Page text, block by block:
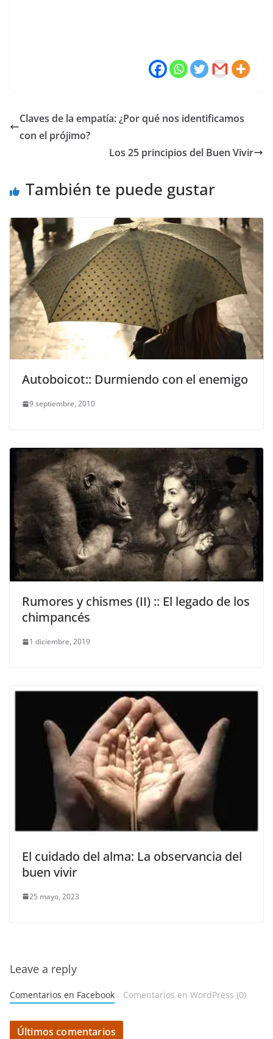
Claves de la empatía: ¿Por qué nos identificamos
con el prójimo?
Los 25 principios del Buen Vivir
También te puede gustar
Autoboicot:: Durmiendo con el enemigo
9 septiembre, 2010
Rumores y chismes (II) :: El legado de los
chimpancés
1 diciembre, 2019
El cuidado del alma: La observancia del
buen vivir
25 mayo, 2023
Leave a reply
Comentarios en Facebook Comentarios en WordPress (0)
Últimos comentarios